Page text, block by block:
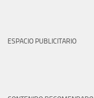
ESPACIO PUBLICITARIO